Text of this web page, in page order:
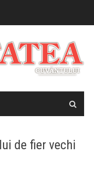
de fier vechi